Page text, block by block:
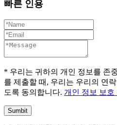
빠른 인용
* 우리는 귀하의 개인 정보를 존
를 제출할 때, 우리는 우리의 연
도록 동의합니다. 개인 정보 보호